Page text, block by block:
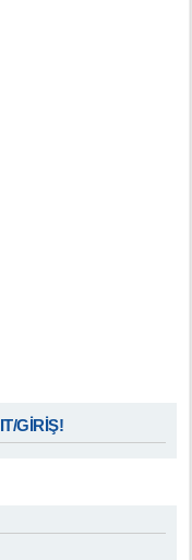
GİRİŞ!